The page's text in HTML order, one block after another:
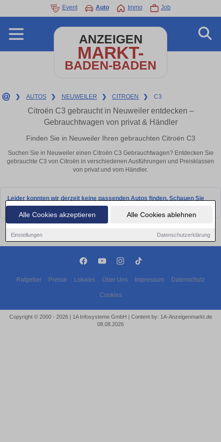
Alle Cookies akzeptieren Alle Cookies ablehnen
Einstellungen Datenschutzerklärung
Event Auto Immo Job
ANZEIGEN
MARKT-
BADEN-BADEN
❯ AUTOS ❯ NEUWEILER ❯ CITROEN ❯ C3
Citroën C3 gebraucht in Neuweiler entdecken –
Gebrauchtwagen von privat & Händler
Finden Sie in Neuweiler Ihren gebrauchten Citroën C3
Suchen Sie in Neuweiler einen Citroën C3 Gebrauchtwagen? Entdecken Sie
gebrauchte C3 von Citroën in verschiedenen Ausführungen und Preisklassen
von privat und vom Händler.
Leider konnten wir derzeit keine passenden Autos finden. Schauen Sie
bald wieder vorbei!
Ratgeber Presse Lokales Über Uns Impressum Datenschutz
Cookies
Copyright © 2000 - 2026 | 1A Infosysteme GmbH | Content by: 1A-Anzeigenmarkt.de
08.08.2026